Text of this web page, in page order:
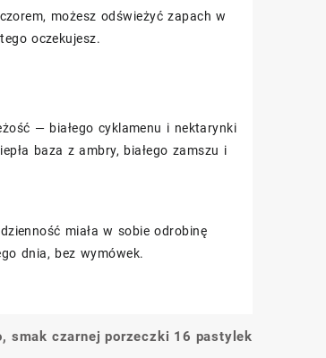
możesz odświeżyć zapach w
oczekujesz.
— białego cyklamenu i nektarynki
baza z ambry, białego zamszu i
miała w sobie odrobinę
dnia, bez wymówek.
smak czarnej porzeczki 16 pastylek